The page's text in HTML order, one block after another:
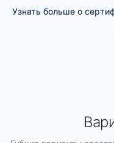
Узнать больше о